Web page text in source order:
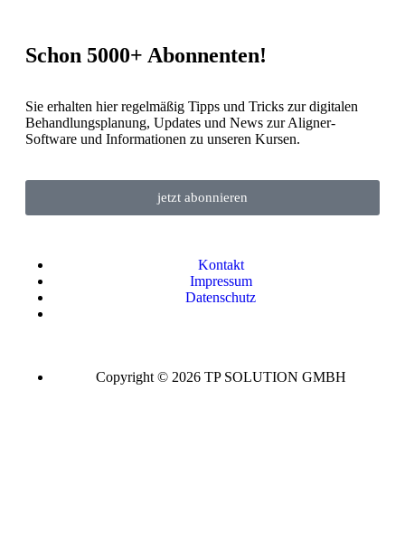
Schon 5000+ Abonnenten!
Sie erhalten hier regelmäßig Tipps und Tricks zur digitalen
Behandlungsplanung, Updates und News zur Aligner-
Software und Informationen zu unseren Kursen.
jetzt abonnieren
Kontakt
Impressum
Datenschutz
Copyright © 2026 TP SOLUTION GMBH